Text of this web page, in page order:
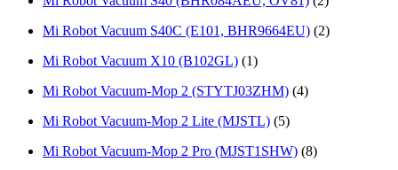
Mi Robot Vacuum S40С (E101, BHR9664EU) (2)
Mi Robot Vacuum X10 (B102GL) (1)
Mi Robot Vacuum-Mop 2 (STYTJ03ZHM) (4)
Mi Robot Vacuum-Mop 2 Lite (MJSTL) (5)
Mi Robot Vacuum-Mop 2 Pro (MJST1SHW) (8)